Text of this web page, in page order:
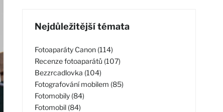
Nejdůležitější témata
Fotoaparáty Canon (114)
Recenze fotoaparátů (107)
Bezzrcadlovka (104)
Fotografování mobilem (85)
Fotomobily (84)
Fotomobil (84)